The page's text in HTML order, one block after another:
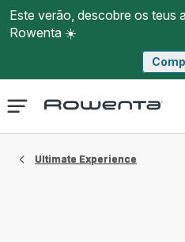
Este verão, descobre os teus
Rowenta ☀️
Abrir
Ultimate Experience